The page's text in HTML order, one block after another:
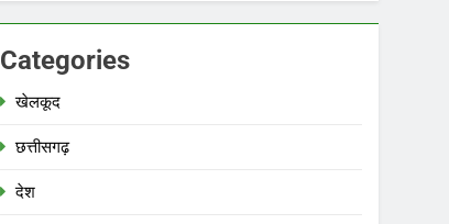
Categories
खेलकूद
छत्तीसगढ़
देश